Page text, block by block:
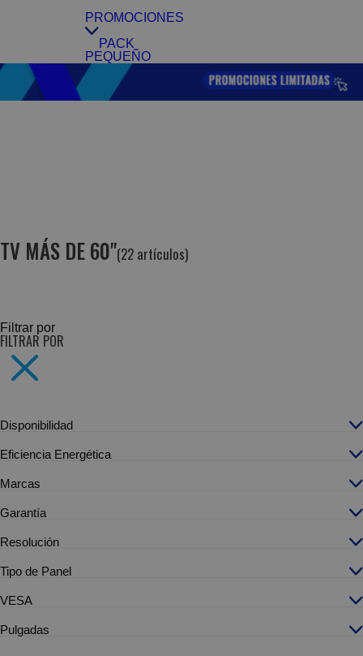
PROMOCIONES
PACK
PEQUEÑO
TV MÁS DE 60"(22 artículos)
Filtrar por
FILTRAR POR
Disponibilidad
Eficiencia Energética
Marcas
Garantía
Resolución
Tipo de Panel
VESA
Pulgadas